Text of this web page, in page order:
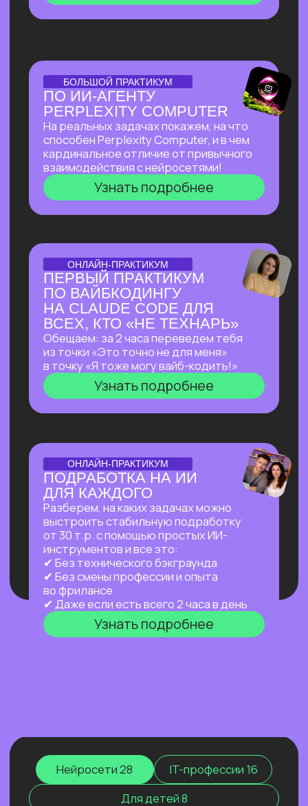
АВТОМАТИЗАЦИИ НА N8N
Расскажем всепро сверхпопулярный
инструмент, бесплатнои без каких-
либо проблем работающий в РФ.
Соберем видео-контент-завод
с помощью n8n и Veo 3, который
в режиме реального времени
создаеттрендовые видео на основе
текстового описания.
Узнать подробнее
ПЕРЕВЕРНЕТ ВАШЕ
ПРЕДСТАВЛЕНИЕ
О ЗАРАБОТКЕ НА ИИ
Как делать на ИИ больше, чем
программисты
без программирования?
И перейти от «пробую
возможности ИИ» к «делаю на ИИ 500к+
и имею очередь из клиентов»
Узнать подробнее
OPENCLAW: КАК
ПОМОЩНИКА ИЗ
ВОЗМОЖНЫХ НА СЕГОДНЯ?
Покажем в прямом эфире, на что
способен OpenClaw — ИИ-агент с 171
000+ звёзд на GitHub, который
не просто отвечает на запросы,
а работает за тебя в фоновом режиме
24/7 — пока ты спишь, едешь на работу
или путешествуешь.
Узнать подробнее
ПРАКТИКУМ
НОВЫЙ ПРАКТИКУМ
ПО OPENCLAW
Первый агент, который работает
на тебя постоянно: в фоне,